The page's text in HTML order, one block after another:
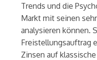
Trends und die
Markt mit seinen
analysieren können.
Freistellungsauftrag
Zinsen auf